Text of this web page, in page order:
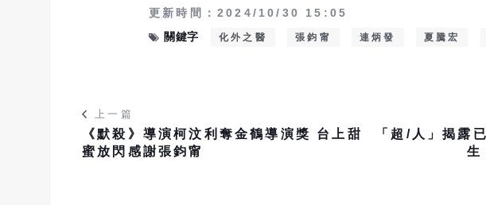
更新時間：2024/10/30 15:05
關鍵字
化外之醫 張鈞甯 連炳發 夏騰宏
上一篇
《默殺》導演柯汶利奪金鶴導演獎 台上甜
蜜放閃感謝張鈞甯
「超/人」揭露
生